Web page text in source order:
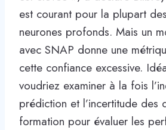
est courant pour la plupart
neurones profonds. Mais un
avec SNAP donne une
cette confiance excessive.
voudriez examiner à la fois
prédiction et l’incertitude des
formation pour évaluer les